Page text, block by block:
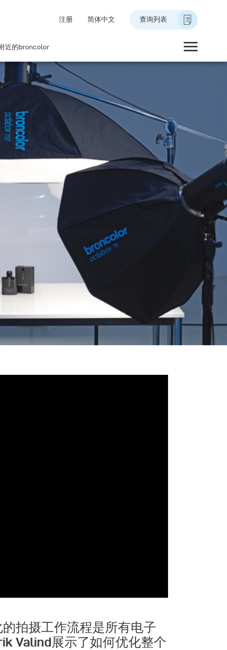
注册 简体中文 查询列表
近的broncolor
拍摄工作流程是所有电子
Valind展示了如何优化整个